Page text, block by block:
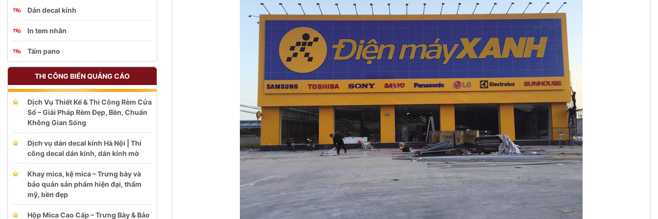
Dán decal kính
In tem nhãn
Tấm pano
THI CÔNG BIỂN QUẢNG CÁO
Dịch Vụ Thiết Kế & Thi Công Rèm Cửa
Sổ – Giải Pháp Rèm Đẹp, Bền, Chuẩn
Không Gian Sống
Dịch vụ dán decal kính Hà Nội | Thi
công decal dán kính, dán kính mờ
Khay mica, kệ mica – Trưng bày và
bảo quản sản phẩm hiện đại, thẩm
mỹ, bền đẹp
Hộp Mica Cao Cấp – Trưng Bày & Bảo